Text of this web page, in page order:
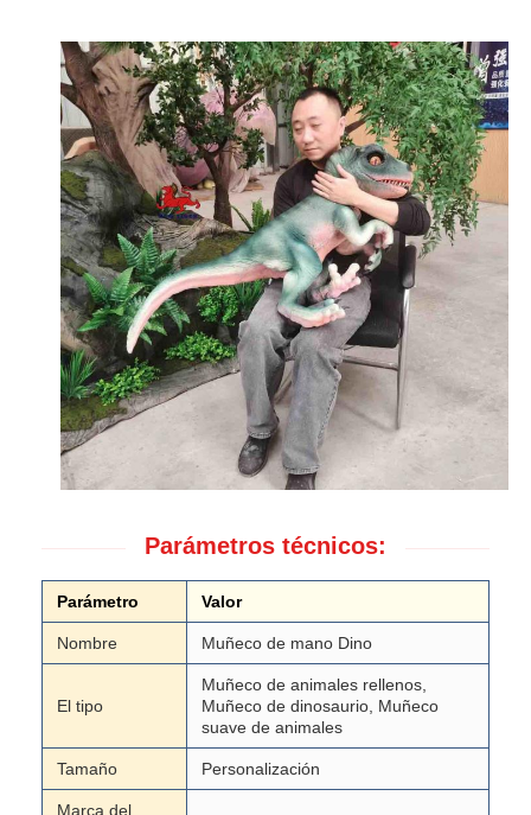
Parámetros técnicos:
Parámetro Valor
Nombre Muñeco de mano Dino
El tipo
Muñeco de animales rellenos,
Muñeco de dinosaurio, Muñeco
suave de animales
Tamaño Personalización
Marca del